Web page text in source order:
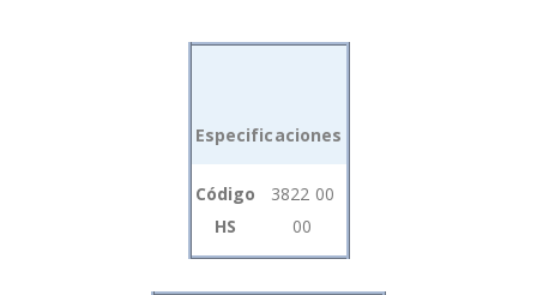
product
Especificaciones
Código
HS
3822 00
00